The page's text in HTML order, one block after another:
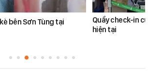
bên Sơn Tùng tại
Quầy check-in
hiện tại